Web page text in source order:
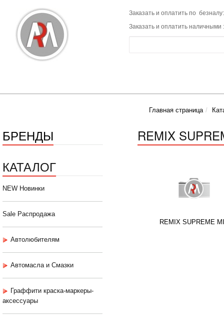
Заказать и оплатить по
Заказать и оплатить наличными
Главная страница
БРЕНДЫ
КАТАЛОГ
NEW Новинки
Sale Распродажа
Автолюбителям
Автомасла и Смазки
Граффити краска-маркеры-
аксессуары
REMIX
REMIX SUPREME